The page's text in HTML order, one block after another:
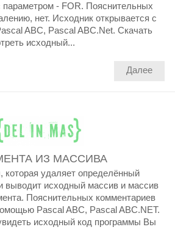
параметром - FOR. Пояснительных
нет. Исходник открывается с
ABC, Pascal ABC.Net. Скачать
исходный...
Далее
ИЗ МАССИВА
которая удаляет определённый
выводит исходный массив и массив
Пояснительных комментариев
Pascal ABC, Pascal ABC.NET.
исходный код программы Вы